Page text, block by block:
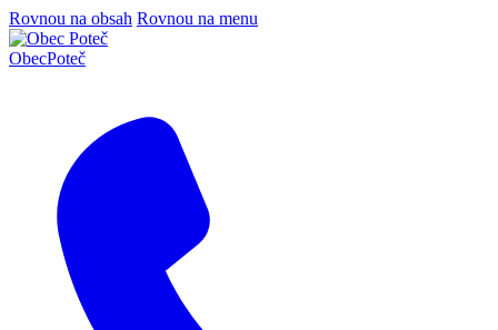
Rovnou na obsah Rovnou na menu
ObecPoteč